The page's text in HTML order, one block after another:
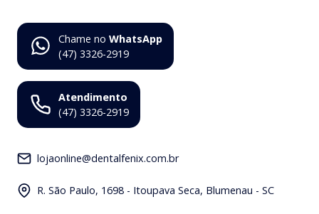
Chame no WhatsApp
(47) 3326-2919
Atendimento
(47) 3326-2919
lojaonline@dentalfenix.com.br
R. São Paulo, 1698 - Itoupava Seca, Blumenau - SC